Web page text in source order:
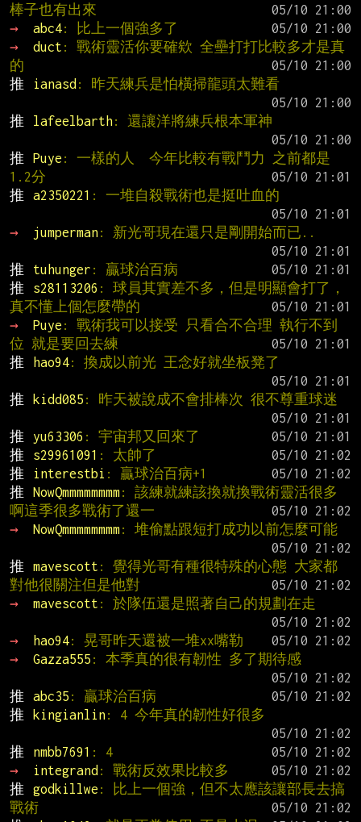
棒子也有出來
→
abc4: 比上一個強多了
→
duct : 戰術靈活你要確欸 全壘打打比較多才是真
的
推
ianasd : 昨天練兵是怕橫掃龍頭太難看
推
lafeelbarth: 還讓洋將練兵根本軍神
推
Puye : 一樣的人  今年比較有戰鬥力 之前都是
1.2分
推
a2350221 : 一堆自殺戰術也是挺吐血的
→
jumperman: 新光哥現在還只是剛開始而已..
推
tuhunger : 贏球治百病
推
s28113206 : 球員其實差不多，但是明顯會打了，
真不懂上個怎麼帶的
→
Puye : 戰術我可以接受 只看合不合理 執行不到
位 就是要回去練
推
hao94: 換成以前光 王念好就坐板凳了
推
kidd085 : 昨天被說成不會排棒次 很不尊重球迷
推
yu63306 : 宇宙邦又回來了
推
s29961091 : 太帥了
推
interestbi : 贏球治百病+1
推
NowQmmmmmmmm: 該練就練該換就換戰術靈活很多
啊這季很多戰術了還一
→
NowQmmmmmmmm: 堆偷點跟短打成功以前怎麼可能
推
mavescott : 覺得光哥有種很特殊的心態 大家都
對他很關注但是他對
→
mavescott : 於隊伍還是照著自己的規劃在走
→
hao94: 晃哥昨天還被一堆xx嘴勒
→
Gazza555 : 本季真的很有韌性 多了期待感
推
abc35 : 贏球治百病
推
kingianlin: 4 今年真的韌性好很多
推
nmbb7691 : 4
→
integrand : 戰術反效果比較多
推
godkillwe : 比上一個強，但不太應該讓部長去搞
戰術